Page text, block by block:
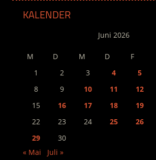
KALENDER
Juni 2026
M D M D F
1
2 3 4 5
8
9 10 11 12
15
16 17 18 19
22
23 24 25 26
29
30
« Mai
Juli »